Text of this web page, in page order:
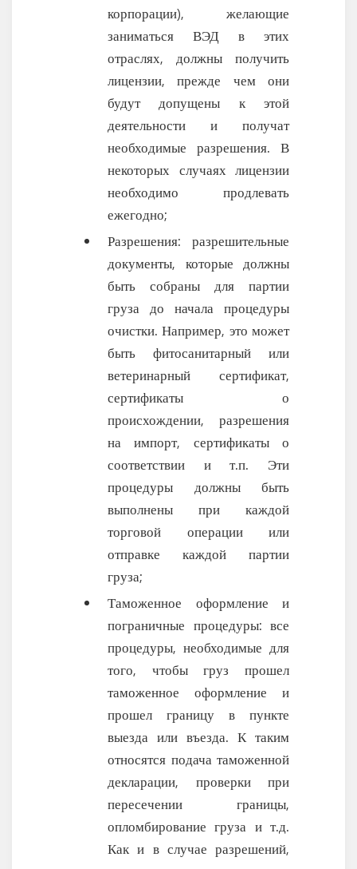
корпорации), желающие
заниматься ВЭД в этих
отраслях, должны получить
лицензии, прежде чем они
будут допущены к этой
деятельности и получат
необходимые разрешения. В
некоторых случаях лицензии
необходимо продлевать
ежегодно;
Разрешения: разрешительные
документы, которые должны
быть собраны для партии
груза до начала процедуры
очистки. Например, это может
быть фитосанитарный или
ветеринарный сертификат,
сертификаты о
происхождении, разрешения
на импорт, сертификаты о
соответствии и т.п. Эти
процедуры должны быть
выполнены при каждой
торговой операции или
отправке каждой партии
груза;
Таможенное оформление и
пограничные процедуры: все
процедуры, необходимые для
того, чтобы груз прошел
таможенное оформление и
прошел границу в пункте
выезда или въезда. К таким
относятся подача таможенной
декларации, проверки при
пересечении границы,
опломбирование груза и т.д.
Как и в случае разрешений,